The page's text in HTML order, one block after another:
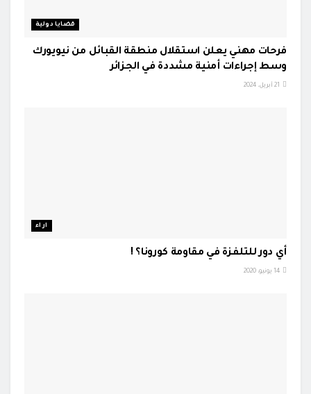
قضايا دولية
فرحات مهني يعلن استقلال منطقة القبائل من نيويورك
وسط إجراءات أمنية مشددة في الجزائر
اراء
أي دور للتلفزة في مقاومة كورونا؟ !